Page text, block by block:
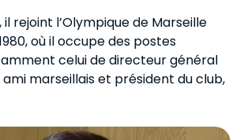
rejoint l’Olympique de Marseille
où il occupe des postes
celui de directeur général
marseillais et président du club,